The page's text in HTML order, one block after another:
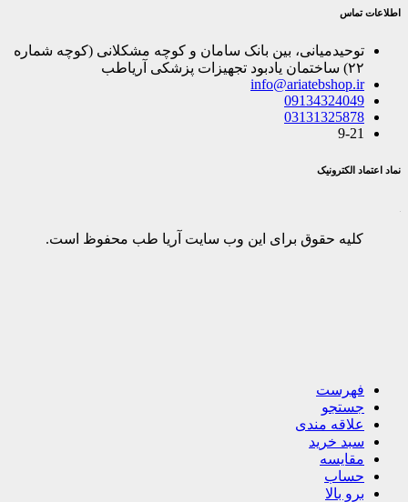
اطلاعات تماس
توحیدمیانی، بین بانک سامان و کوچه مشکلانی (کوچه شماره
۲۲) ساختمان یادبود تجهیزات پزشکی آریاطب
info@ariatebshop.ir
09134324049
03131325878
9-21
نماد اعتماد الکترونیک
کلیه حقوق برای این وب سایت آریا طب محفوظ است.
فهرست
جستجو
علاقه مندی
سبد خرید
مقایسه
حساب
برو بالا